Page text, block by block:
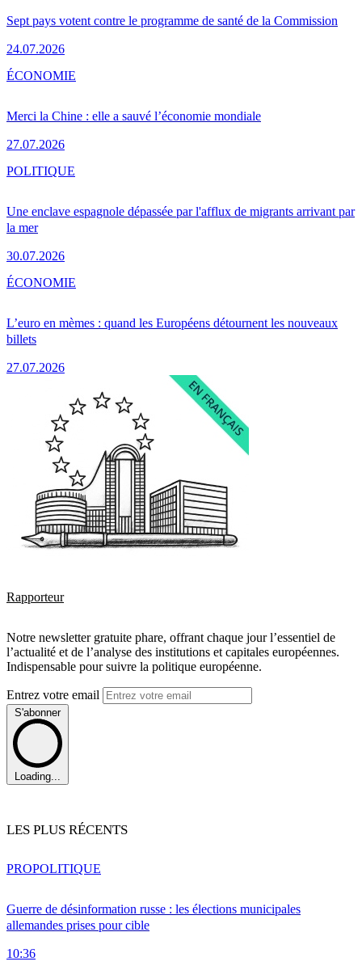
Sept pays votent contre le programme de santé de la Commission
24.07.2026
Merci la Chine : elle a sauvé l’économie mondiale
27.07.2026
ÉCONOMIE
Une enclave espagnole dépassée par l'afflux de migrants arrivant par
la mer
30.07.2026
POLITIQUE
L’euro en mèmes : quand les Européens détournent les nouveaux
billets
27.07.2026
ÉCONOMIE
Rapporteur
Notre newsletter gratuite phare, offrant chaque jour l’essentiel de
l’actualité et de l’analyse des institutions et capitales européennes.
Indispensable pour suivre la politique européenne.
Entrez votre email
S'abonner
Loading...
LES PLUS RÉCENTS
Guerre de désinformation russe : les élections municipales
allemandes prises pour cible
10:36
PROPOLITIQUE